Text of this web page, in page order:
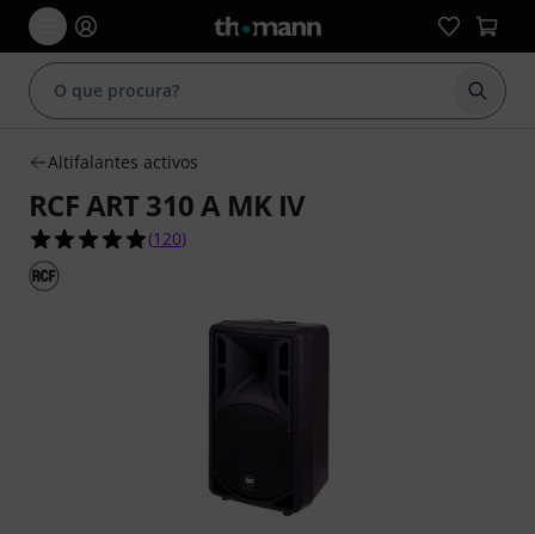
Iniciar
Altifalantes activos
RCF ART 310 A MK IV
4.9 de 5 estrelas de 120 avaliações de clientes
(120)